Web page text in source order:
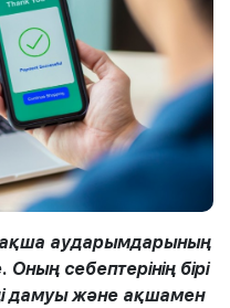
аударымдарының
себептерінің бірі
дамуы және ақшамен